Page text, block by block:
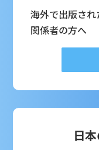
海外で出版さ
関係者の方へ
日